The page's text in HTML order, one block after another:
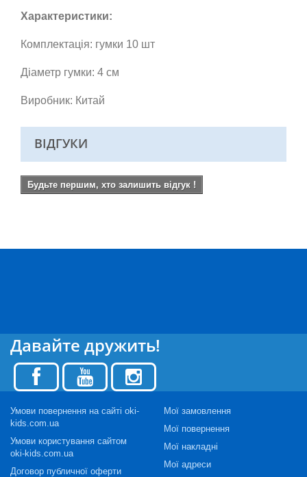
Характеристики:
Комплектація: гумки 10 шт
Діаметр гумки: 4 см
Виробник: Китай
ВІДГУКИ
Будьте першим, хто залишить відгук !
Давайте дружить!
Умови повернення на сайті oki-
kids.com.ua
Умови користування сайтом
oki-kids.com.ua
Договор публичної оферти
Мої замовлення
Мої повернення
Мої накладні
Мої адреси